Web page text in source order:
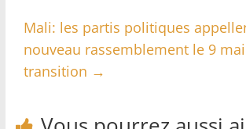
Mali: les partis politiques
nouveau rassemblement le 9
transition →